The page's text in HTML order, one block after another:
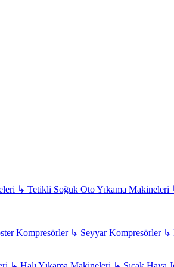
↳ Tetikli Soğuk Oto Yıkama Makineleri
Kompresörler ↳ Seyyar Kompresörler ↳